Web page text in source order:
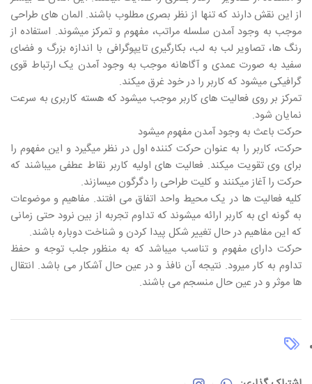
از این نقش دارند که تنها از نظر بصری مطلوب باشند. المان های طراحی
موجب به وجود آمدن سلسله مراتب، مفهوم و تمرکز میشوند. استفاده از
رنگ ها، تصاویر لب به لب، بکارگیری تایپوگرافی با اندازه بزرگ و فضای
سفید به صورت عمدی و آگاهانه موجب به وجود آمدن یک ارتباط قوی
گرافیکی میشود که کاربر را در خود غرق میکند.
تمرکز بر روی فعالیت های کاربر موجب میشود که هسته کاربری به سرعت
نمایان شود.
حرکت باعث به وجود آمدن مفهوم میشود
حرکت، کاربر را به عنوان حرکت کننده اول در نظر میگیرد و این مفهوم را
برای وی تقویت میکند. فعالیت های اولیه کاربر نقاط عطفی میباشند که
حرکت را آغاز میکنند و کلیت طراحی را دگرگون میسازند.
کلیه فعالیت ها در یک محیط واحد اتفاق می افتند. مفاهیم و موضوعات
به گونه ای به کاربر ارائه میشوند که تداوم تجربه از بین نرود حتی زمانی
که این مفاهیم در حال تغییر شکل پیدا کردن و شناخت دوباره باشند.
حرکت دارای مفهوم و تناسب میباشد که به منظور جلب توجه و حفظ
تداوم به کار میرود. نتیجه آن نافذ و در عین حال آشکار می باشد. انتقال
ها موثر و در عین حال منسجم می باشند.